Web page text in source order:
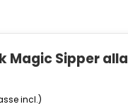
Magic Sipper alla
incl.)